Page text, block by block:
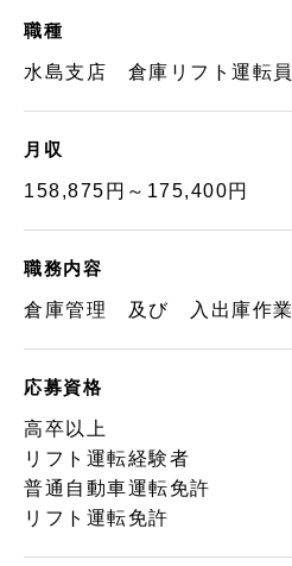
職種
水島支店 倉庫リフト運転員
月収
158,875円～175,400円
職務内容
倉庫管理 及び 入出庫作業
応募資格
高卒以上
リフト運転経験者
普通自動車運転免許
リフト運転免許